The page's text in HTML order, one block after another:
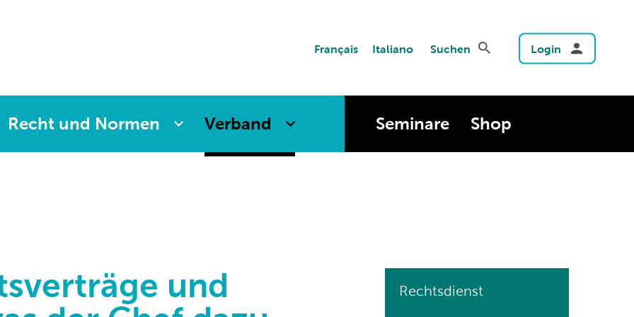
Français Italiano Suchen Login
Recht und Normen Verband Seminare Shop
und
Rechtsdienst